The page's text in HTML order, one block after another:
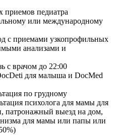
приемов педиатра
или международному
с приемами узкопрофильных
анализами и
с врачом до 22:00
для малыша и DocMed
по грудному
психолога для мамы для
патронажный выезд на дом,
для мамы или папы или